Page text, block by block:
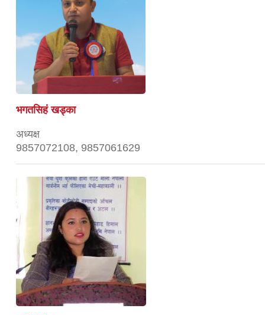
भगतसिहं खड्का
अध्यक्ष
9857072108, 9857061629